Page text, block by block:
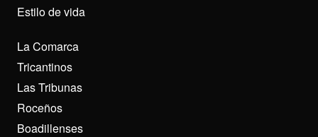
Estilo de vida
La Comarca
Tricantinos
Las Tribunas
Roceños
Boadillenses